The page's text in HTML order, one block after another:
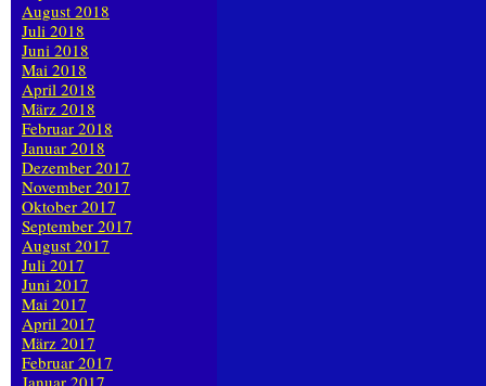
August 2018
Juli 2018
Juni 2018
Mai 2018
April 2018
März 2018
Februar 2018
Januar 2018
Dezember 2017
November 2017
Oktober 2017
September 2017
August 2017
Juli 2017
Juni 2017
Mai 2017
April 2017
März 2017
Februar 2017
Januar 2017